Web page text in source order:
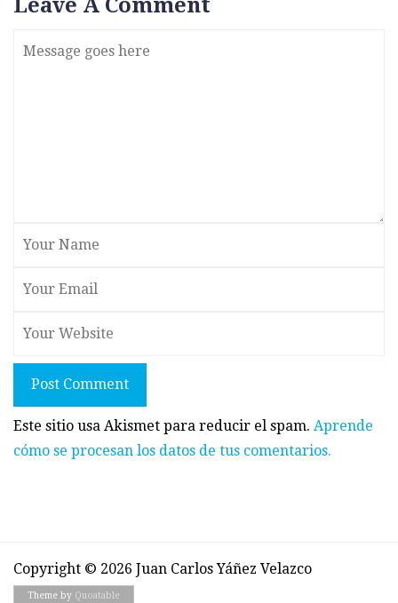
Leave A Comment
Post Comment
Este sitio usa Akismet para reducir el spam. Aprende
cómo se procesan los datos de tus comentarios.
Copyright © 2026 Juan Carlos Yáñez Velazco
Theme by Quoatable